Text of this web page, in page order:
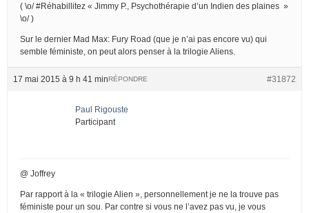
( \o/ #Réhabillitez « Jimmy P., Psychothérapie d’un Indien des plaines »
\o/ )
Sur le dernier Mad Max: Fury Road (que je n’ai pas encore vu) qui
semble féministe, on peut alors penser à la trilogie Aliens.
17 mai 2015 à 9 h 41 min #31872
RÉPONDRE
Paul Rigouste
Participant
@ Joffrey
Par rapport à la « trilogie Alien », personnellement je ne la trouve pas
féministe pour un sou. Par contre si vous ne l’avez pas vu, je vous